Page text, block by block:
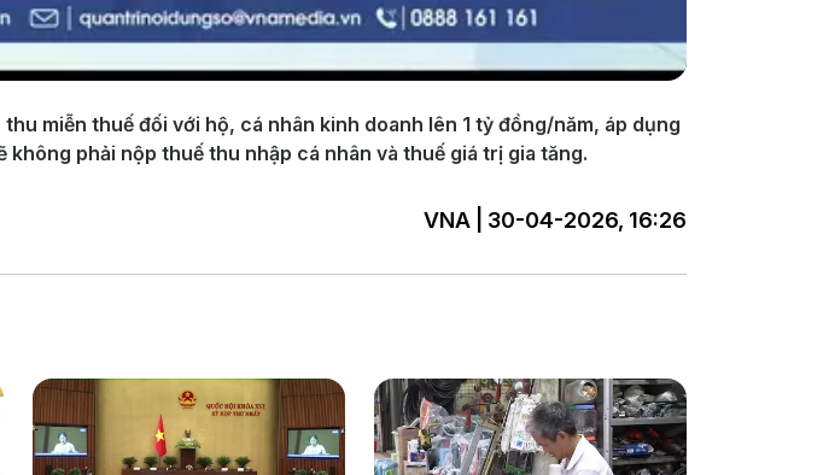
miễn thuế đối với hộ, cá nhân kinh doanh lên 1 tỷ đồng/năm, áp dụng
phải nộp thuế thu nhập cá nhân và thuế giá trị gia tăng.
VNA | 30-04-2026, 16:26